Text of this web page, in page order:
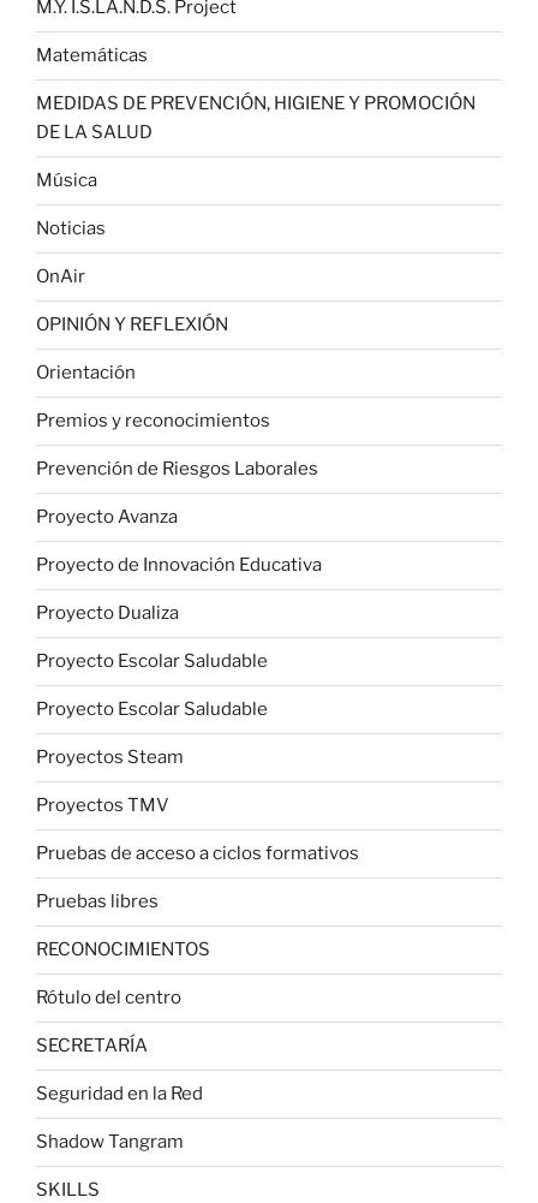
M.Y. I.S.LA.N.D.S. Project
Matemáticas
MEDIDAS DE PREVENCIÓN, HIGIENE Y PROMOCIÓN
DE LA SALUD
Música
Noticias
OnAir
OPINIÓN Y REFLEXIÓN
Orientación
Premios y reconocimientos
Prevención de Riesgos Laborales
Proyecto Avanza
Proyecto de Innovación Educativa
Proyecto Dualiza
Proyecto Escolar Saludable
Proyecto Escolar Saludable
Proyectos Steam
Proyectos TMV
Pruebas de acceso a ciclos formativos
Pruebas libres
RECONOCIMIENTOS
Rótulo del centro
SECRETARÍA
Seguridad en la Red
Shadow Tangram
SKILLS